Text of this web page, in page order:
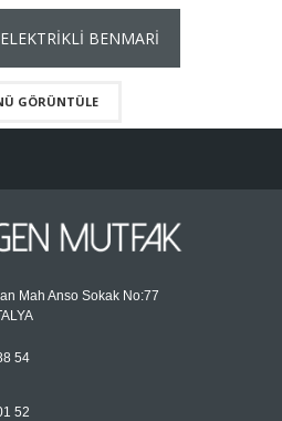
BENMARİ
GÖRÜNTÜLE
Mah Anso Sokak No:77
54
52